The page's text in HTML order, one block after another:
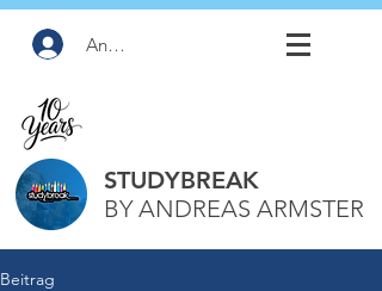
Anmelden
STUDYBREAK
BY ANDREAS ARMSTER
Beitrag